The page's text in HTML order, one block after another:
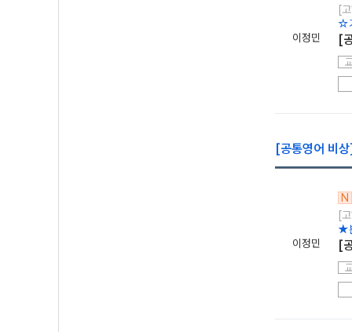
이정민
[
☆
[
[공통영어 비
이정민
N
[
★
[